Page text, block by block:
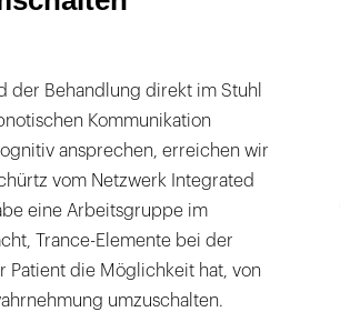
der Behandlung direkt im Stuhl
Kommunikation
ansprechen, erreichen wir
vom Netzwerk Integrated
eine Arbeitsgruppe im
Trance-Elemente bei der
Patient die Möglichkeit hat, von
umzuschalten.